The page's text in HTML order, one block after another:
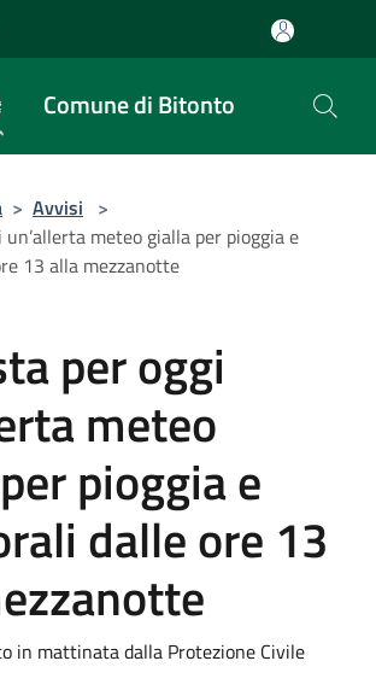
Comune di Bitonto
> Avvisi >
meteo gialla per pioggia e
13 alla mezzanotte
per oggi
meteo
pioggia e
dalle ore 13
in mattinata dalla Protezione Civile